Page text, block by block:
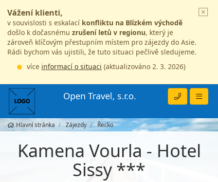
Vážení klienti,
v souvislosti s eskalací konfliktu na Blízkém východě
došlo k dočasnému zrušení letů v regionu, který je
zároveň klíčovým přestupním místem pro zájezdy do Asie.
Rádi bychom vás ujistili, že tuto situaci pečlivě sledujeme.
více informací o situaci (aktualizováno 2. 3. 2026)
Open Travel, s.r.o.
Hlavní stránka Zájezdy Řecko
Kamena Vourla - Hotel
Sissy ***